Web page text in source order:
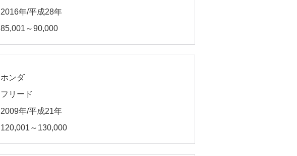
2016年/平成28年
85,001～90,000
ホンダ
フリード
2009年/平成21年
120,001～130,000